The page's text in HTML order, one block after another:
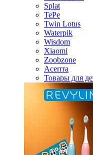
Splat
TePe
Twin Lotus
Waterpik
Wisdom
Xiaomi
Zoobzone
Асепта
Товары для